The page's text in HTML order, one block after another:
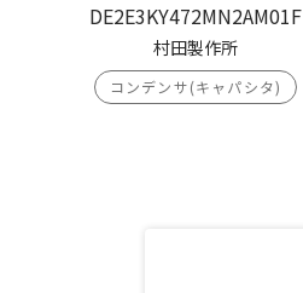
DE2E3KY472MN2AM01F
村田製作所
コンデンサ(キャパシタ)